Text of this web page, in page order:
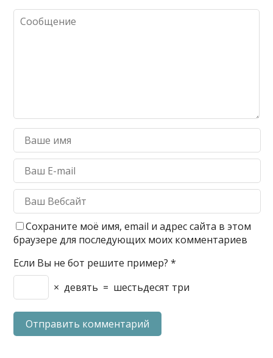
Сохраните моё имя, email и адрес сайта в этом
браузере для последующих моих комментариев
Если Вы не бот решите пример? *
× девять = шестьдесят три